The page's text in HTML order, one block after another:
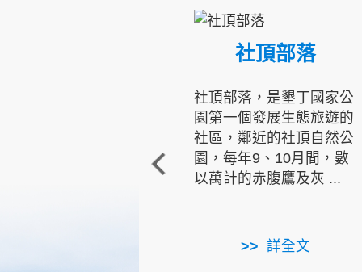
社頂部落
社頂部落，是墾丁國家公
園第一個發展生態旅遊的
社區，鄰近的社頂自然公
園，每年9、10月間，數
以萬計的赤腹鷹及灰 ...
詳全文